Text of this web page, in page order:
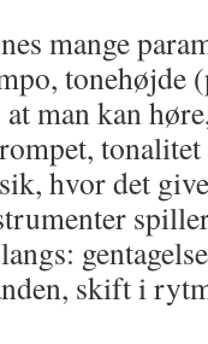
mange
tonehøjde
man kan
hvor det
skift i